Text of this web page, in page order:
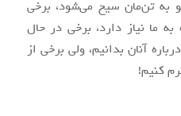
به تن‌مان سیخ می‌شود، برخی
ما نیاز دارد، برخی در حال
آنان بدانیم، ولی برخی از
کنیم!